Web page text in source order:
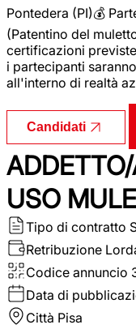
Pontedera (PI)💰
(Patentino del
certificazioni
i partecipanti
all'interno di realtà
Candidati
USO
Tipo di contratto
Retribuzione
Codice annuncio
Data di
Città Pisa